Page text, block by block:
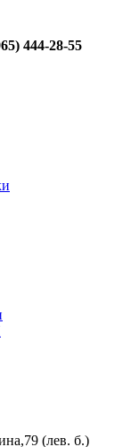
444-28-55
(лев. б.)